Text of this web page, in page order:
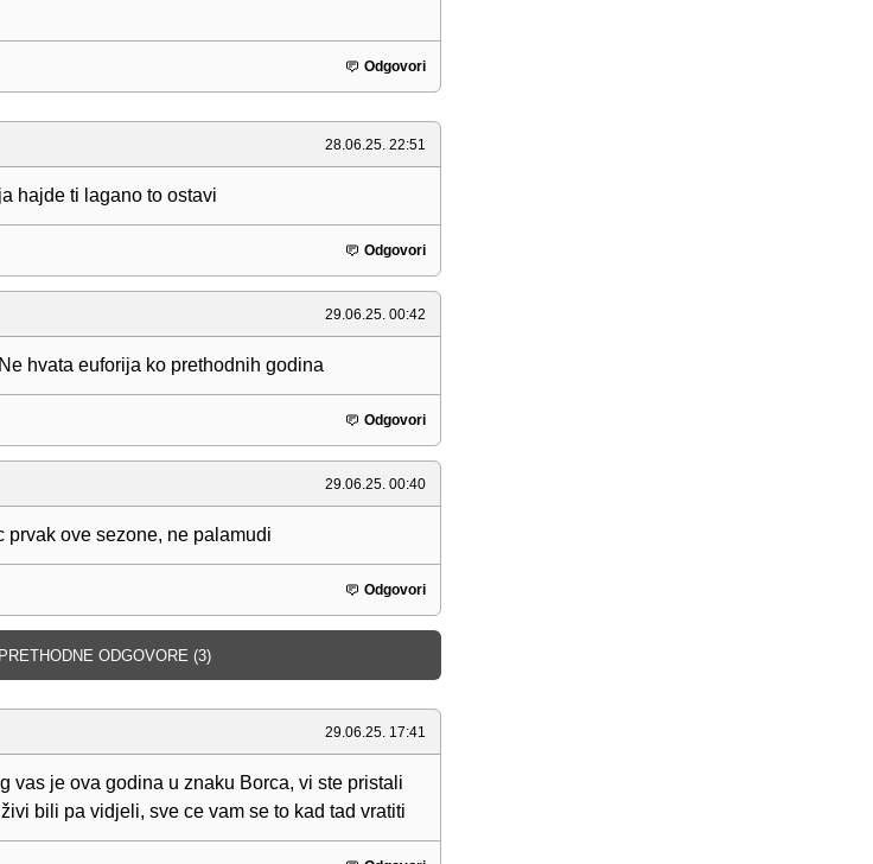
Odgovori
28.06.25. 22:51
hajde ti lagano to ostavi
Odgovori
29.06.25. 00:42
hvata euforija ko prethodnih godina
Odgovori
29.06.25. 00:40
prvak ove sezone, ne palamudi
Odgovori
ODGOVORE (3)
29.06.25. 17:41
vas je ova godina u znaku Borca, vi ste pristali
bili pa vidjeli, sve ce vam se to kad tad vratiti